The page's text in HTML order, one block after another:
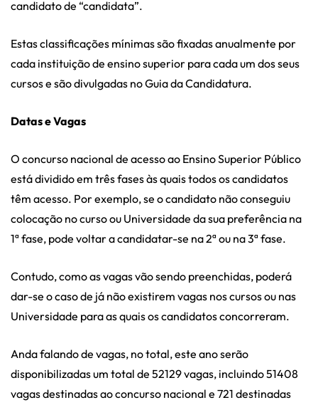
candidato de “candidata”.
Estas classificações mínimas são fixadas anualmente por
cada instituição de ensino superior para cada um dos seus
cursos e são divulgadas no Guia da Candidatura.
Datas e Vagas
O concurso nacional de acesso ao Ensino Superior Público
está dividido em três fases às quais todos os candidatos
têm acesso. Por exemplo, se o candidato não conseguiu
colocação no curso ou Universidade da sua preferência na
1ª fase, pode voltar a candidatar-se na 2ª ou na 3ª fase.
Contudo, como as vagas vão sendo preenchidas, poderá
dar-se o caso de já não existirem vagas nos cursos ou nas
Universidade para as quais os candidatos concorreram.
Anda falando de vagas, no total, este ano serão
disponibilizadas um total de 52129 vagas, incluindo 51408
vagas destinadas ao concurso nacional e 721 destinadas